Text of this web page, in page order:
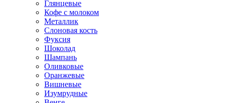
Глянцевые
Кофе с молоком
Металлик
Слоновая кость
Фуксия
Шоколад
Шампань
Оливковые
Оранжевые
Вишневые
Изумрудные